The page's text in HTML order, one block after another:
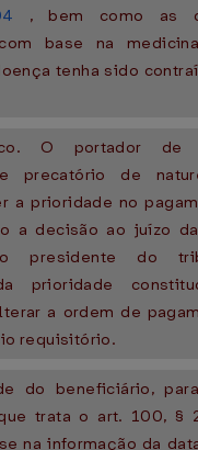
, bem como as
base na
tenha sido
O portador de
precatório de
a prioridade no
a decisão ao juízo
presidente do
prioridade
a ordem de
requisitório.
do beneficiário,
trata o art. 100, §
na informação da